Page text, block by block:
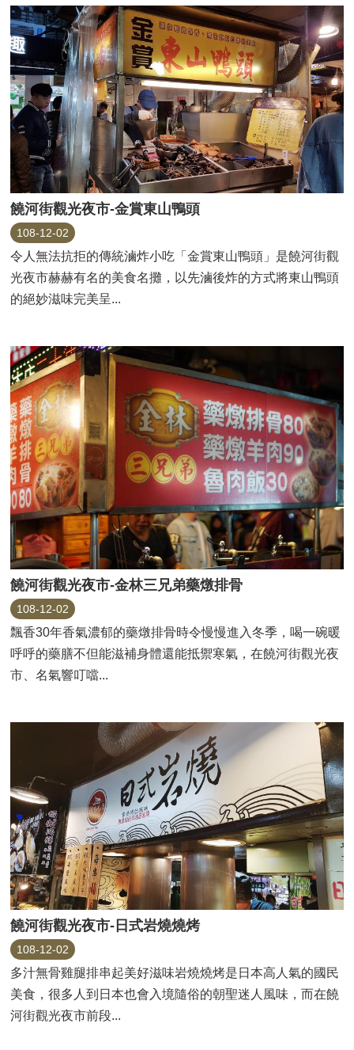
饒河街觀光夜市-金賞東山鴨頭
108-12-02
令人無法抗拒的傳統滷炸小吃「金賞東山鴨頭」是饒河街觀
光夜市赫赫有名的美食名攤，以先滷後炸的方式將東山鴨頭
的絕妙滋味完美呈...
饒河街觀光夜市-金林三兄弟藥燉排骨
108-12-02
飄香30年香氣濃郁的藥燉排骨時令慢慢進入冬季，喝一碗暖
呼呼的藥膳不但能滋補身體還能抵禦寒氣，在饒河街觀光夜
市、名氣響叮噹...
饒河街觀光夜市-日式岩燒燒烤
108-12-02
多汁無骨雞腿排串起美好滋味岩燒燒烤是日本高人氣的國民
美食，很多人到日本也會入境隨俗的朝聖迷人風味，而在饒
河街觀光夜市前段...